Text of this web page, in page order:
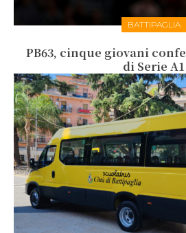
BATTIPAGLIA
PB63, cinque giovani
di Serie A1